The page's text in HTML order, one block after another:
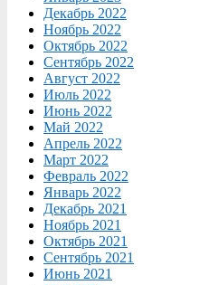
Декабрь 2022
Ноябрь 2022
Октябрь 2022
Сентябрь 2022
Август 2022
Июль 2022
Июнь 2022
Май 2022
Апрель 2022
Март 2022
Февраль 2022
Январь 2022
Декабрь 2021
Ноябрь 2021
Октябрь 2021
Сентябрь 2021
Июнь 2021